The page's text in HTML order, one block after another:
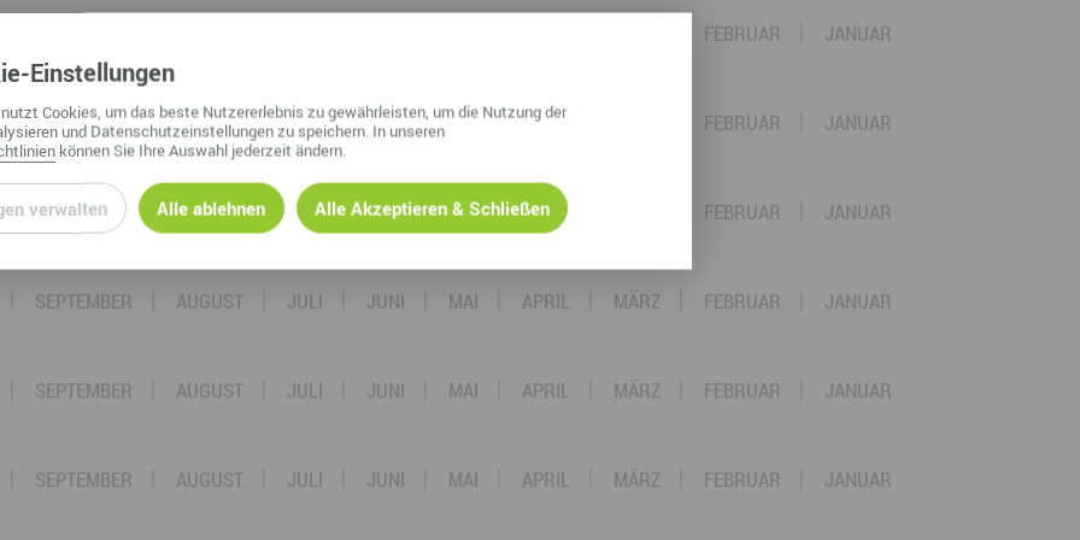
FEBRUAR JANUAR
SEPTEMBER AUGUST JULI JUNI MAI APRIL FEBRUAR JANUAR
SEPTEMBER AUGUST JULI JUNI MAI APRIL FEBRUAR JANUAR
SEPTEMBER AUGUST JULI JUNI MAI APRIL MÄRZ FEBRUAR JANUAR
SEPTEMBER AUGUST JULI JUNI MAI APRIL MÄRZ FEBRUAR JANUAR
SEPTEMBER AUGUST JULI JUNI MAI APRIL MÄRZ FEBRUAR JANUAR
-Einstellungen
nutzt Cookies, um das beste Nutzererlebnis zu gewährleisten, um die Nutzung der
und Datenschutzeinstellungen zu speichern. In unseren
können Sie Ihre Auswahl jederzeit ändern.
verwalten Alle ablehnen Alle Akzeptieren & Schließen